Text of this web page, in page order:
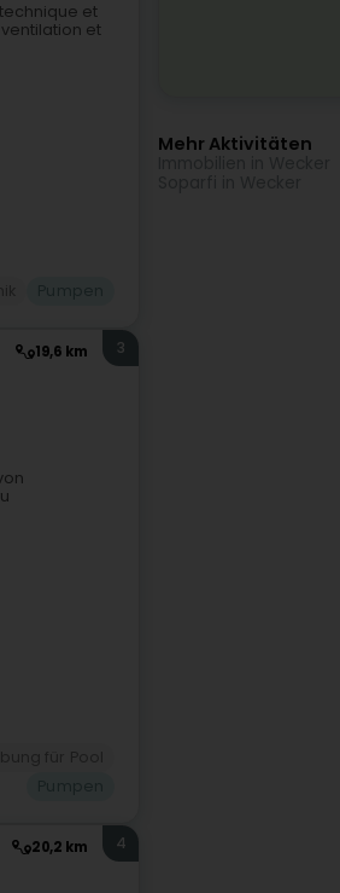
et
et
19,6 km 3
20,2 km 4
Mehr Aktivitäten